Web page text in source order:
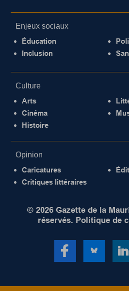
Enjeux sociaux
Éducation
Inclusion
Culture
Arts
Cinéma
Histoire
Opinion
Caricatures
Critiques littéraires
© 2026 Gazette de la
réservés. Politique de